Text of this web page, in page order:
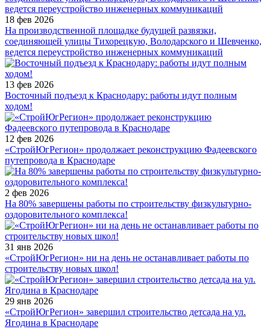
18 фев 2026
На производственной площадке будущей развязки,
соединяющей улицы Тихорецкую, Володарского и Шевченко,
ведется переустройство инженерных коммуникаций
13 фев 2026
Восточный подъезд к Краснодару: работы идут полным
ходом!
12 фев 2026
«СтройЮгРегион» продолжает реконструкцию Фадеевского
путепровода в Краснодаре
2 фев 2026
На 80% завершены работы по строительству физкультурно-
оздоровительного комплекса!
31 янв 2026
«СтройЮгРегион» ни на день не останавливает работы по
строительству новых школ!
29 янв 2026
«СтройЮгРегион» завершил строительство детсада на ул.
Ягодина в Краснодаре